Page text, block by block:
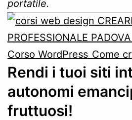
portatile.
Rendi i tuoi siti
autonomi
fruttuosi!